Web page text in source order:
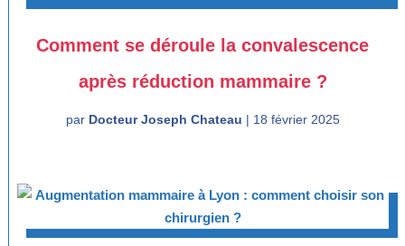
Comment se déroule la convalescence
après réduction mammaire ?
par Docteur Joseph Chateau | 18 février 2025